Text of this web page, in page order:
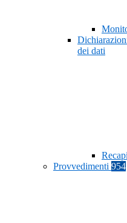
dei dati
Provvedimenti 954